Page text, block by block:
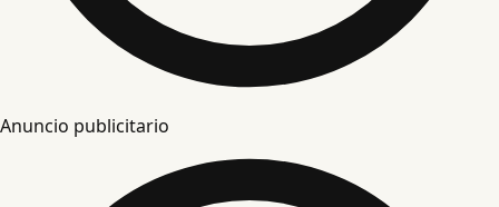
Anuncio publicitario